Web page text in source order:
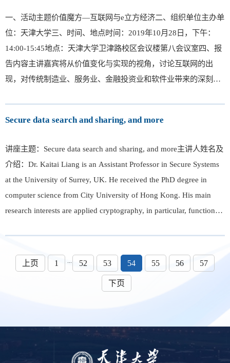
一、活动主题价值魔方—互联网与e立方经济二、组织单位主办单
位：天津大学三、时间、地点时间：2019年10月28日，下午：
14:00-15:45地点：天津大学卫津路校区会议楼第八会议室四、报
告内容主讲嘉宾将从价值变化与实现的视角，讨论互联网的出
现，对传统制造业、服务业、金融投资业和软件业带来的深刻影
上，明确...
Secure data search and sharing, and more
讲座主题：Secure data search and sharing, and more主讲人姓名及
介绍：Dr. Kaitai Liang is an Assistant Professor in Secure Systems
at the University of Surrey, UK. He received the PhD degree in
computer science from City University of Hong Kong. His main
research interests are applied cryptography, in particular, functional
上页 1 ... 52 53 54 55 56 57
下页